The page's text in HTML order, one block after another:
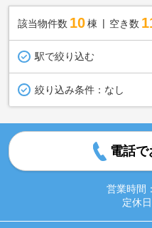
該当物件数 10棟 空き数
駅で絞り込む
絞り込み条件： なし
電話
営業時間：
定休日